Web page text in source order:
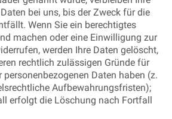
bei uns, bis der Zweck für die
Wenn Sie ein berechtigtes
machen oder eine Einwilligung zur
werden Ihre Daten gelöscht,
rechtlich zulässigen Gründe für
personenbezogenen Daten haben (z.
Aufbewahrungsfristen);
erfolgt die Löschung nach Fortfall